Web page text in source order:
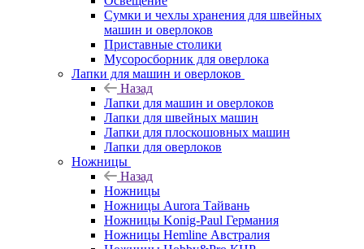
Сумки и чехлы хранения для швейных
машин и оверлоков
Приставные столики
Мусоросборник для оверлока
Лапки для машин и оверлоков
Назад
Лапки для машин и оверлоков
Лапки для швейных машин
Лапки для плоскошовных машин
Лапки для оверлоков
Ножницы
Назад
Ножницы
Ножницы Aurora Тайвань
Ножницы Konig-Paul Германия
Ножницы Hemline Австралия